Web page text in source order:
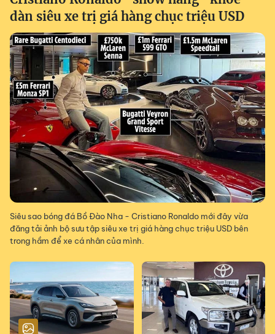
dàn siêu xe trị giá hàng chục triệu USD
Siêu sao bóng đá Bồ Đào Nha - Cristiano Ronaldo mới đây vừa
đăng tải ảnh bộ sưu tập siêu xe trị giá hàng chục triệu USD bên
trong hầm để xe cá nhân của mình.